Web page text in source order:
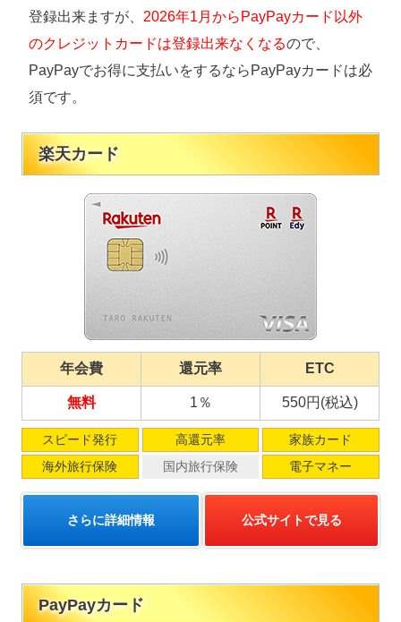
登録出来ますが、 2026年1月からPayPayカード以外
のクレジットカードは登録出来なくなるので、
PayPayでお得に支払いをするならPayPayカードは必
須です。
楽天カード
年会費 還元率 ETC
無料 1％ 550円(税込)
スピード発行 高還元率
家族カード
海外旅行保険
国内旅行保険 電子マネー
さらに詳細情報 公式サイトで見る
PayPayカード